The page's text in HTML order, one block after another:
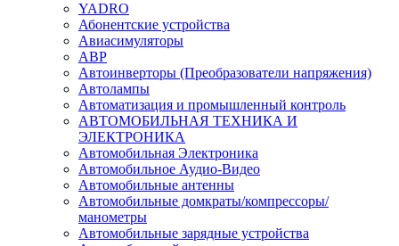
YADRO
Абонентские устройства
Авиасимуляторы
АВР
Автоинверторы (Преобразователи напряжения)
Автолампы
Автоматизация и промышленный контроль
АВТОМОБИЛЬНАЯ ТЕХНИКА И
ЭЛЕКТРОНИКА
Автомобильная Электроника
Автомобильное Аудио-Видео
Автомобильные антенны
Автомобильные домкраты/компрессоры/
манометры
Автомобильные зарядные устройства